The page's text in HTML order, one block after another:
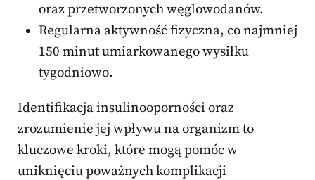
oraz przetworzonych węglowodanów.
Regularna aktywność fizyczna, co najmniej
150 minut umiarkowanego wysiłku
tygodniowo.
Identifikacja insulinooporności oraz
zrozumienie jej wpływu na organizm to
kluczowe kroki, które mogą pomóc w
uniknięciu poważnych komplikacji